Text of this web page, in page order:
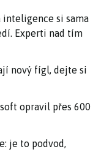
inteligence si sama
Experti nad tím
nový fígl, dejte si
opravil přes 600
je to podvod,